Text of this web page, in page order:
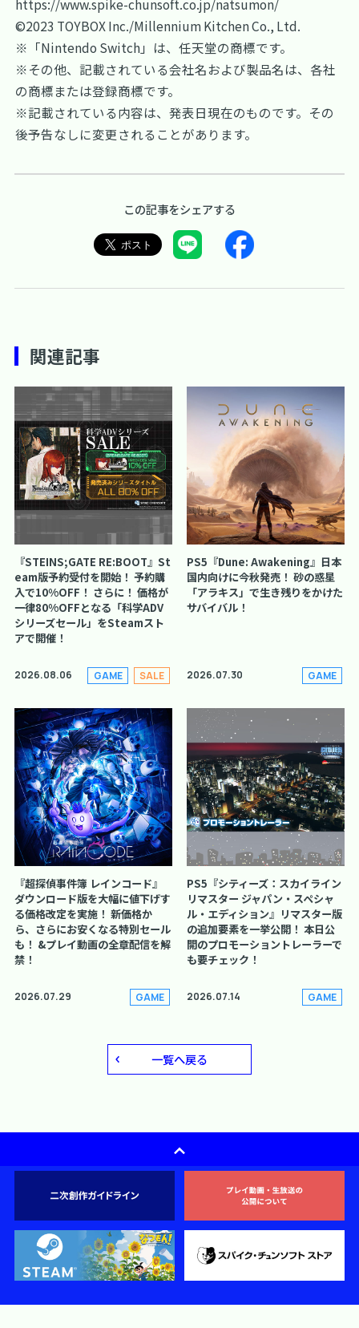
https://www.spike-chunsoft.co.jp/natsumon/
©2023 TOYBOX Inc./Millennium Kitchen Co., Ltd.
※「Nintendo Switch」は、任天堂の商標です。
※その他、記載されている会社名および製品名は、各社
の商標または登録商標です。
※記載されている内容は、発表日現在のものです。その
後予告なしに変更されることがあります。
この記事をシェアする
関連記事
『STEINS;GATE RE:BOOT』St
eam版予約受付を開始！ 予約購
入で10%OFF！ さらに！ 価格が
一律80%OFFとなる「科学ADV
シリーズセール」をSteamスト
アで開催！
2026.08.06 GAME SALE
PS5『Dune: Awakening』日本
国内向けに今秋発売！ 砂の惑星
「アラキス」で生き残りをかけた
サバイバル！
2026.07.30 GAME
『超探偵事件簿 レインコード』
ダウンロード版を大幅に値下げす
る価格改定を実施！ 新価格か
ら、さらにお安くなる特別セール
も！ &プレイ動画の全章配信を解
禁！
2026.07.29 GAME
PS5『シティーズ：スカイライン
リマスター ジャパン・スペシャ
ル・エディション』リマスター版
の追加要素を一挙公開！ 本日公
開のプロモーショントレーラーで
も要チェック！
2026.07.14 GAME
一覧へ戻る